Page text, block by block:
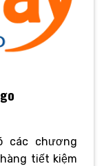
các chương
tiết kiệm